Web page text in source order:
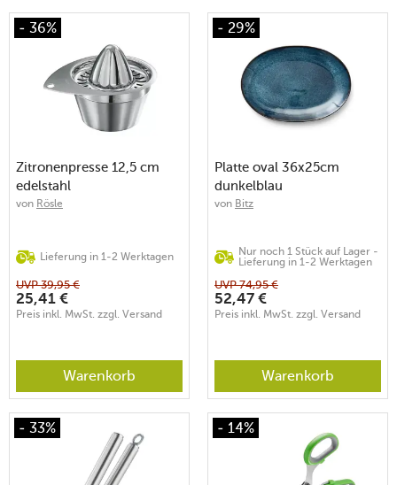
- 36%
Zitronenpresse 12,5 cm
edelstahl
von Rösle
Lieferung in 1-2 Werktagen
UVP39,95 €
25,41 €
Preis inkl. MwSt. zzgl. Versand
Warenkorb
- 29%
Platte oval 36x25cm
dunkelblau
von Bitz
Nur noch 1 Stück auf Lager -
Lieferung in 1-2 Werktagen
UVP74,95 €
52,47 €
Preis inkl. MwSt. zzgl. Versand
Warenkorb
- 33% - 14%